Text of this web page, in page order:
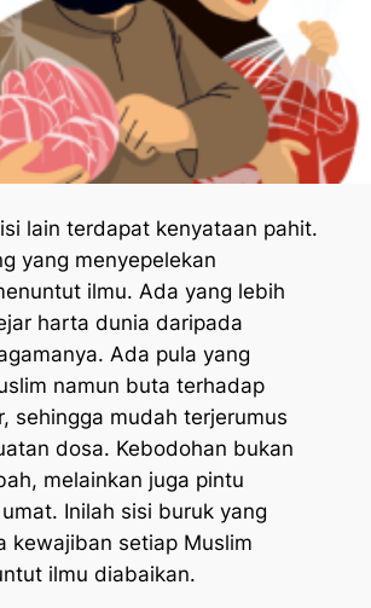
lain terdapat kenyataan pahit.
yang menyepelekan
ilmu. Ada yang lebih
harta dunia daripada
Ada pula yang
namun buta terhadap
sehingga mudah terjerumus
dosa. Kebodohan bukan
melainkan juga pintu
Inilah sisi buruk yang
kewajiban setiap Muslim
ilmu diabaikan.